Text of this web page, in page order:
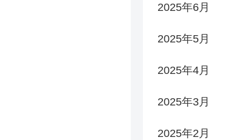
2025年6月
2025年5月
2025年4月
2025年3月
2025年2月